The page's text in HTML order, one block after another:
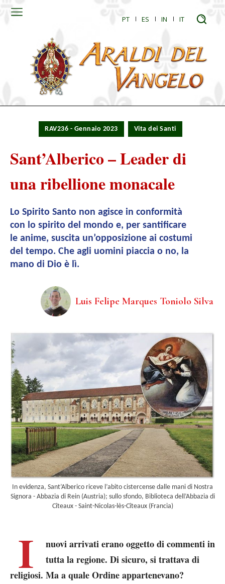
PT ES IN IT
RAV236 - Gennaio 2023 Vita dei Santi
Sant’Alberico – Leader di
una ribellione monacale
Lo Spirito Santo non agisce in conformità
con lo spirito del mondo e, per santificare
le anime, suscita un’opposizione ai costumi
del tempo. Che agli uomini piaccia o no, la
mano di Dio è lì.
Luis Felipe Marques Toniolo Silva
In evidenza, Sant’Alberico riceve l’abito cistercense dalle mani di Nostra
Signora - Abbazia di Rein (Austria); sullo sfondo, Biblioteca dell’Abbazia di
Cîteaux - Saint-Nicolas-lès-Cîteaux (Francia)
I
nuovi arrivati erano oggetto di commenti in
tutta la regione. Di sicuro, si trattava di
religiosi. Ma a quale Ordine appartenevano?